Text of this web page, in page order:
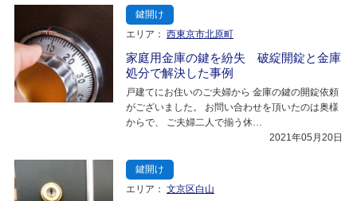
鍵開け
エリア： 西東京市北原町
家庭用金庫の鍵を紛失 破綻開錠と金庫
処分で解決した事例
戸建てにお住いのご夫婦から 金庫の鍵の開錠依頼
がございました。 お問い合わせを頂いたのは奥様
からで、 ご夫婦二人で揃う休…
2021年05月20日
鍵開け
エリア： 文京区白山